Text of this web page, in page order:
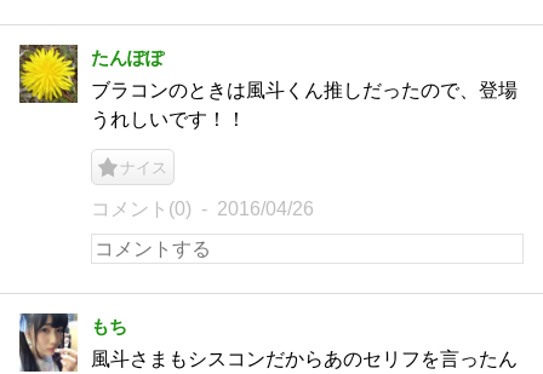
たんぽぽ
ブラコンのときは風斗くん推しだったので、登場
うれしいです！！
ナイス
コメント(0) 2016/04/26
もち
風斗さまもシスコンだからあのセリフを言ったん